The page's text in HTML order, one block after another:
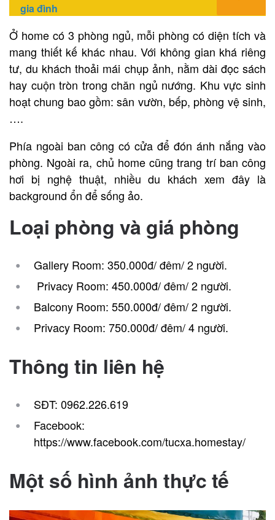
gia đình
Ở home có 3 phòng ngủ, mỗi phòng có diện tích và
mang thiết kế khác nhau. Với không gian khá riêng
tư, du khách thoải mái chụp ảnh, nằm dài đọc sách
hay cuộn tròn trong chăn ngủ nướng. Khu vực sinh
hoạt chung bao gồm: sân vườn, bếp, phòng vệ sinh,
….
Phía ngoài ban công có cửa để đón ánh nắng vào
phòng. Ngoài ra, chủ home cũng trang trí ban công
hơi bị nghệ thuật, nhiều du khách xem đây là
background ổn để sống ảo.
Loại phòng và giá phòng
Gallery Room: 350.000đ/ đêm/ 2 người.
Privacy Room: 450.000đ/ đêm/ 2 người.
Balcony Room: 550.000đ/ đêm/ 2 người.
Privacy Room: 750.000đ/ đêm/ 4 người.
Thông tin liên hệ
SĐT: 0962.226.619
Facebook:
https://www.facebook.com/tucxa.homestay/
Một số hình ảnh thực tế